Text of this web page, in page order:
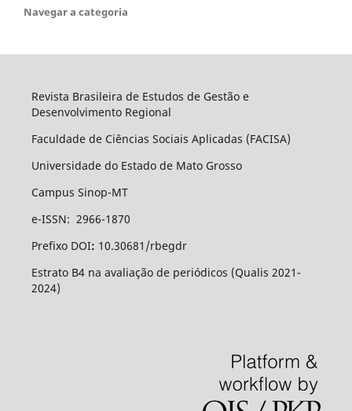
Navegar a categoria
Revista Brasileira de Estudos de Gestão e
Desenvolvimento Regional
Faculdade de Ciências Sociais Aplicadas (FACISA)
Universidade do Estado de Mato Grosso
Campus Sinop-MT
e-ISSN: 2966-1870
Prefixo DOI: 10.30681/rbegdr
Estrato B4 na avaliação de periódicos (Qualis 2021-
2024)